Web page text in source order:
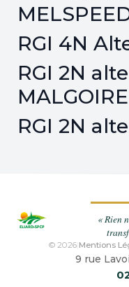
RGI 4N
RGI 2N
MALGOIRE
RGI 2N
« Rien
© 2026| Mentions
9 rue